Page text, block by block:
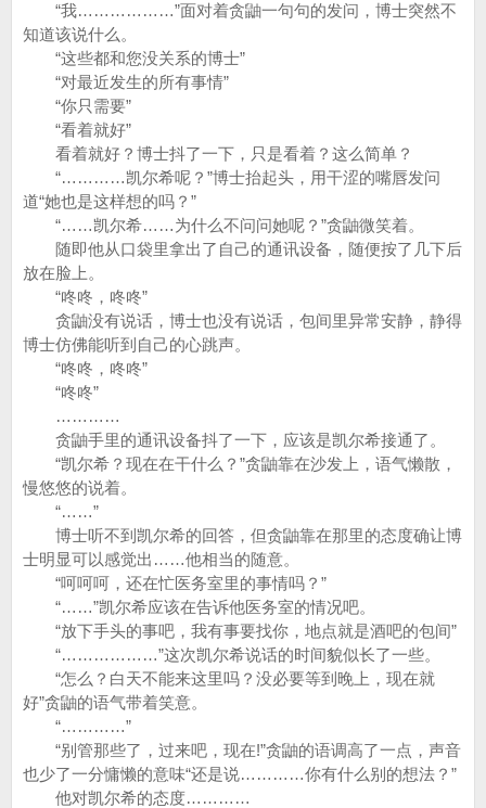
“我………………”面对着贪鼬一句句的发问，博士突然不
知道该说什么。
“这些都和您没关系的博士”
“对最近发生的所有事情”
“你只需要”
“看着就好”
看着就好？博士抖了一下，只是看着？这么简单？
“…………凯尔希呢？”博士抬起头，用干涩的嘴唇发问
道“她也是这样想的吗？”
“……凯尔希……为什么不问问她呢？”贪鼬微笑着。
随即他从口袋里拿出了自己的通讯设备，随便按了几下后
放在脸上。
“咚咚，咚咚”
贪鼬没有说话，博士也没有说话，包间里异常安静，静得
博士仿佛能听到自己的心跳声。
“咚咚，咚咚”
“咚咚”
…………
贪鼬手里的通讯设备抖了一下，应该是凯尔希接通了。
“凯尔希？现在在干什么？”贪鼬靠在沙发上，语气懒散，
慢悠悠的说着。
“……”
博士听不到凯尔希的回答，但贪鼬靠在那里的态度确让博
士明显可以感觉出……他相当的随意。
“呵呵呵，还在忙医务室里的事情吗？”
“……”凯尔希应该在告诉他医务室的情况吧。
“放下手头的事吧，我有事要找你，地点就是酒吧的包间”
“………………”这次凯尔希说话的时间貌似长了一些。
“怎么？白天不能来这里吗？没必要等到晚上，现在就
好”贪鼬的语气带着笑意。
“…………”
“别管那些了，过来吧，现在!”贪鼬的语调高了一点，声音
也少了一分慵懒的意味“还是说…………你有什么别的想法？”
他对凯尔希的态度…………